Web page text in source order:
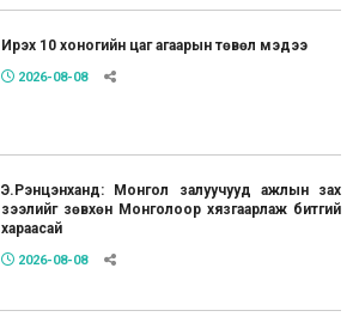
Ирэх 10 хоногийн цаг агаарын төвөл мэдээ
2026-08-08
Э.Рэнцэнханд: Монгол залуучууд ажлын зах
зээлийг зөвхөн Монголоор хязгаарлаж битгий
хараасай
2026-08-08